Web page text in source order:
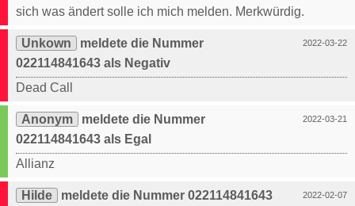
sich was ändert solle ich mich melden. Merkwürdig.
2022-03-22
Unkown
meldete die Nummer
022114841643 als Negativ
Dead Call
2022-03-21
Anonym
meldete die Nummer
022114841643 als Egal
Allianz
2022-02-07
Hilde
meldete die Nummer 022114841643